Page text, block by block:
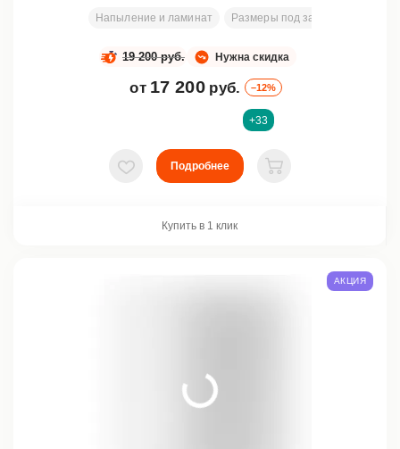
Напыление и ламинат Размеры под заказ
Нужна скидка
19 200 руб.
от 17 200 руб. –12%
+33
В избранное
Подробнее
В корзину
Купить в 1 клик
АКЦИЯ